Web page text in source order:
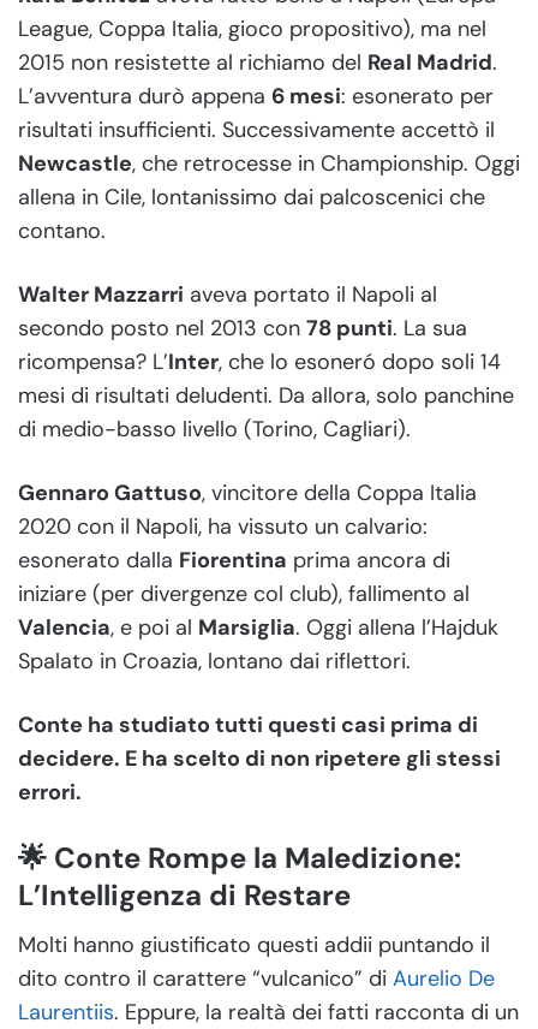
League, Coppa Italia, gioco propositivo), ma nel
2015 non resistette al richiamo del Real Madrid.
L’avventura durò appena 6 mesi: esonerato per
risultati insufficienti. Successivamente accettò il
Newcastle, che retrocesse in Championship. Oggi
allena in Cile, lontanissimo dai palcoscenici che
contano.
Walter Mazzarri aveva portato il Napoli al
secondo posto nel 2013 con 78 punti. La sua
ricompensa? L’Inter, che lo esoneró dopo soli 14
mesi di risultati deludenti. Da allora, solo panchine
di medio-basso livello (Torino, Cagliari).
Gennaro Gattuso, vincitore della Coppa Italia
2020 con il Napoli, ha vissuto un calvario:
esonerato dalla Fiorentina prima ancora di
iniziare (per divergenze col club), fallimento al
Valencia, e poi al Marsiglia. Oggi allena l’Hajduk
Spalato in Croazia, lontano dai riflettori.
Conte ha studiato tutti questi casi prima di
decidere. E ha scelto di non ripetere gli stessi
errori.
🌟 Conte Rompe la Maledizione:
L’Intelligenza di Restare
Molti hanno giustificato questi addii puntando il
dito contro il carattere “vulcanico” di Aurelio De
Laurentiis. Eppure, la realtà dei fatti racconta di un